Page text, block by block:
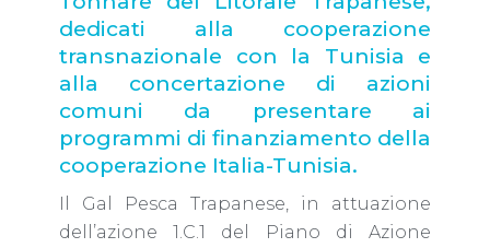
dedicati alla cooperazione
transnazionale con la Tunisia e
alla concertazione di azioni
comuni da presentare ai
programmi di finanziamento della
cooperazione Italia-Tunisia.
Il Gal Pesca Trapanese, in attuazione
dell’azione 1.C.1 del Piano di Azione